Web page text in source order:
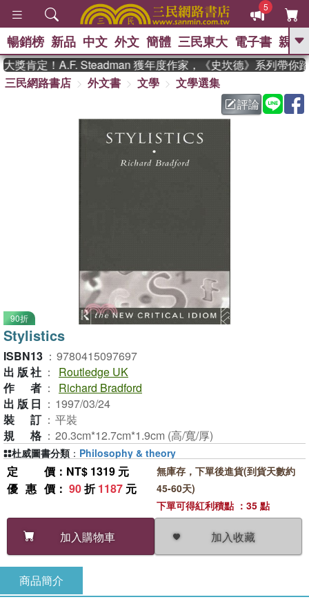
5
GO
熱搜： 東野圭吾 、
父親節 、 如果歷
暑期推薦 、 國際布克
登輝時代 、 數學女孩：黎曼猜想
偉大的迷走神經
暢銷榜 新品 中文 外文 簡體 三民東大 電子書 親子
獎肯定！A.F. Steadman 獲年度作家，《史坎德》系列帶你踏
三民網路書店
外文書 文學
文學選集
評論
90折
Stylistics
ISBN13 ： 9780415097697
出版社 ：
Routledge UK
作者 ：
Richard Bradford
出版日 ： 1997/03/24
裝訂 ： 平裝
規格 ： 20.3cm*12.7cm*1.9cm (高/寬/厚)
定價 ：NT$ 1319 元
優惠價 ： 90折1187 元
加入購物車 加入收藏
無庫存，下單後進貨(到貨天數約
45-60天)
下單可得紅利積點 ：35 點
杜威圖書分類 ： Philosophy & theory
商品簡介